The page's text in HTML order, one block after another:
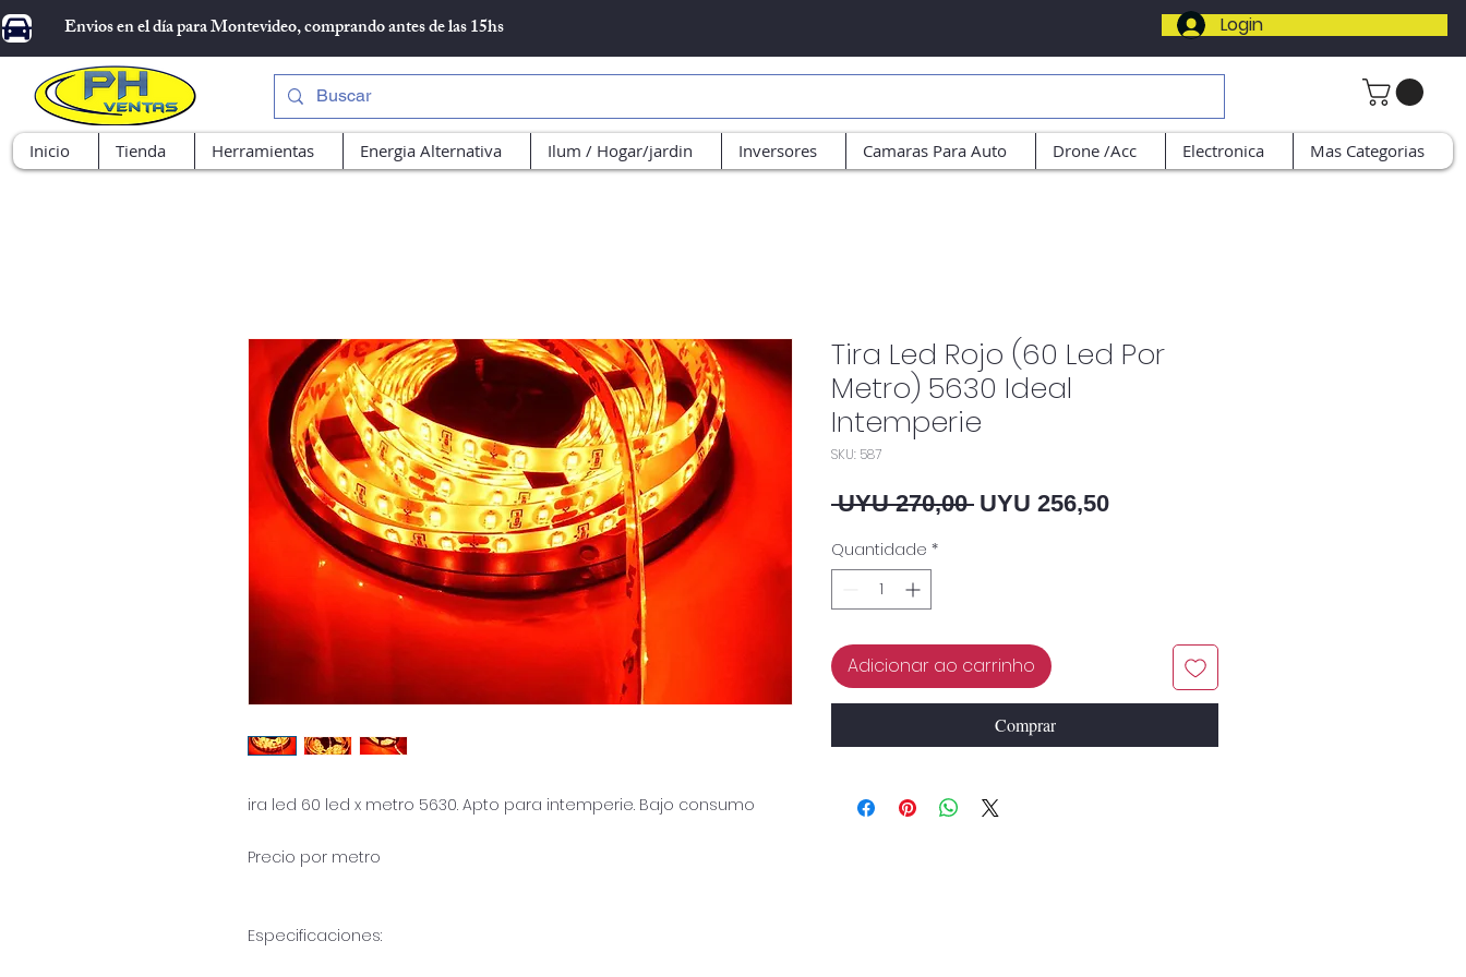
Envios en el día para Montevideo, comprando antes de las 15hs Login
Inicio Tienda Herramientas Energia Alternativa Ilum / Hogar/jardin Inversores Camaras Para Auto Drone /Acc Electronica Mas Categorias
ira led 60 led x metro 5630. Apto para intemperie. Bajo consumo
Precio por metro
Especificaciones:
Tira Led Rojo (60 Led Por
Metro) 5630 Ideal
Intemperie
SKU: 587
UYU 270,00 Preço normal
UYU 256,50Preço promocional
Quantidade *
Adicionar ao carrinho
Comprar